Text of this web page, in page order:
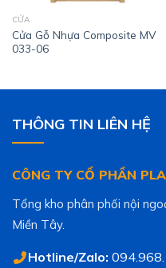
CỬA
Cửa Gỗ Nhựa Composite MV
033-06
THÔNG TIN LIÊN HỆ
CÔNG TY CỔ PHẦN
Tổng kho phân phối nội
Miền Tây.
Hotline/Zalo: